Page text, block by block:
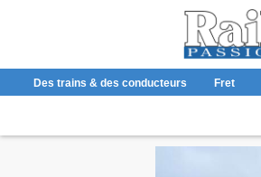
Des trains & des conducteurs Fret